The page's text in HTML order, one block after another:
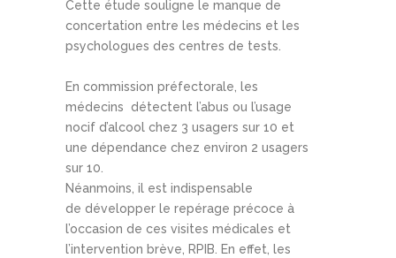
Cette étude souligne le manque de
concertation entre les médecins et les
psychologues des centres de tests.
En commission préfectorale, les
médecins détectent l’abus ou l’usage
nocif d’alcool chez 3 usagers sur 10 et
une dépendance chez environ 2 usagers
sur 10.
Néanmoins, il est indispensable
de développer le repérage précoce à
l’occasion de ces visites médicales et
l’intervention brève, RPIB. En effet, les